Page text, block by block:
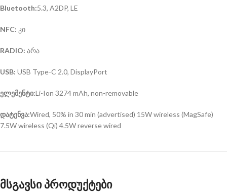
Bluetooth:5.3, A2DP, LE
NFC: კი
RADIO: არა
USB: USB Type-C 2.0, DisplayPort
ელემენტი:Li-Ion 3274 mAh, non-removable
დატენვა:Wired, 50% in 30 min (advertised) 15W wireless (MagSafe)
7.5W wireless (Qi) 4.5W reverse wired
მსგავსი პროდუქტები